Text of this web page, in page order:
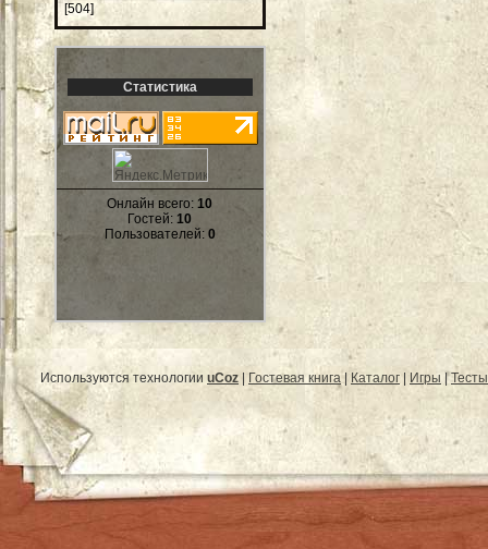
[504]
Статистика
Онлайн всего:10
Гостей:10
Пользователей: 0
Используются технологии uCoz | Гостевая книга| Каталог | Игры |Тесты